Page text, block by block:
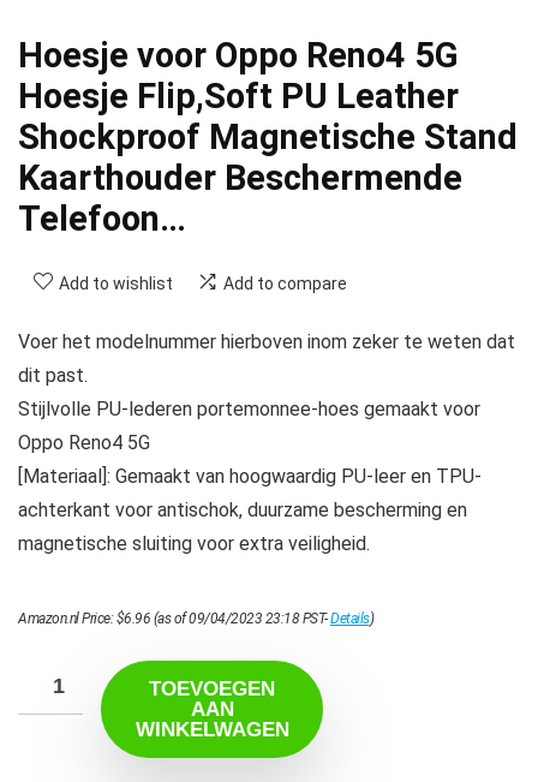
Hoesje voor Oppo Reno4 5G
Hoesje Flip,Soft PU Leather
Shockproof Magnetische Stand
Kaarthouder Beschermende
Telefoon…
Add to wishlist Add to compare
Voer het modelnummer hierboven inom zeker te weten dat
dit past.
Stijlvolle PU-lederen portemonnee-hoes gemaakt voor
Oppo Reno4 5G
[Materiaal]: Gemaakt van hoogwaardig PU-leer en TPU-
achterkant voor antischok, duurzame bescherming en
magnetische sluiting voor extra veiligheid.
Amazon.nl Price:$6.96 (as of 09/04/2023 23:18 PST-Details)
TOEVOEGEN
AAN
WINKELWAGEN